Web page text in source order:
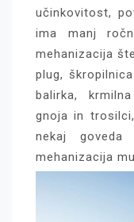
učinkovitost,
ima manj
mehanizacija
plug,
balirka,
gnoja in
nekaj
mehanizacija